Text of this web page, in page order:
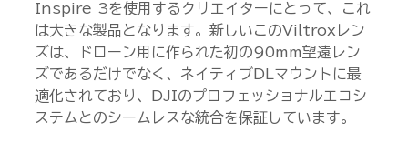
Inspire 3を使用するクリエイターにとって、これ
は大きな製品となります。新しいこのViltroxレン
ズは、ドローン用に作られた初の90mm望遠レン
ズであるだけでなく、ネイティブDLマウントに最
適化されており、DJIのプロフェッショナルエコシ
ステムとのシームレスな統合を保証しています。